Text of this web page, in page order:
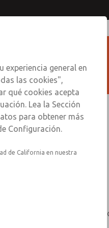
un único conjunto,
con protector de
de aluminio con mirilla
de aluminio
página por
Servicio
1-888-
general en
las cookies",
qué cookies acepta
Lea la Sección
para obtener más
Configuración.
de California en nuestra